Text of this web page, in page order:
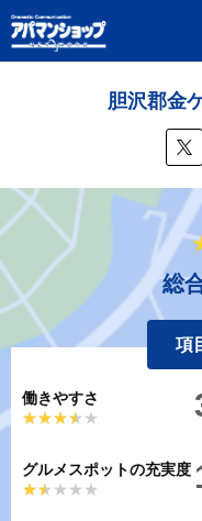
胆沢郡金
総
項
働きやすさ
★★★★★
★★★★★
グルメスポットの充実度
★★★★★
★★★★★